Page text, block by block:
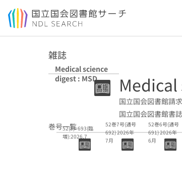
本文へ移動
雑誌
Medical science
digest : MSD
Medical
国立国会図書館請
国立国会図書館書
巻号一覧52(8)=693(臨
増):2026.7
52巻7号(通号
692) 2026年
7月
52巻6号(通号
691) 2026年
6月